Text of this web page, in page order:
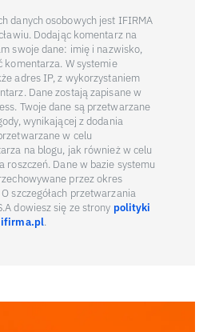
danych osobowych jest IFIRMA
Dodając komentarz na
swoje dane: imię i nazwisko,
W systemie
adres IP, z wykorzystaniem
Dane zostają zapisane w
Twoje dane są przetwarzane
wynikającej z dodania
w celu
na blogu, jak również w celu
roszczeń. Dane w bazie systemu
przez okres
szczegółach przetwarzania
dowiesz się ze strony polityki
ifirma.pl.